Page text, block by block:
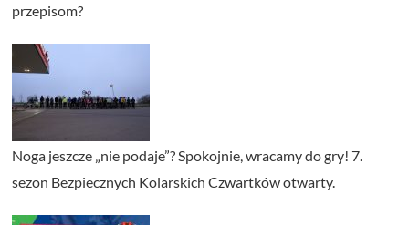
przepisom?
Noga jeszcze „nie podaje”? Spokojnie, wracamy do gry! 7.
sezon Bezpiecznych Kolarskich Czwartków otwarty.